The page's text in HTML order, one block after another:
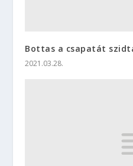
Bottas a csapatát
2021.03.28.